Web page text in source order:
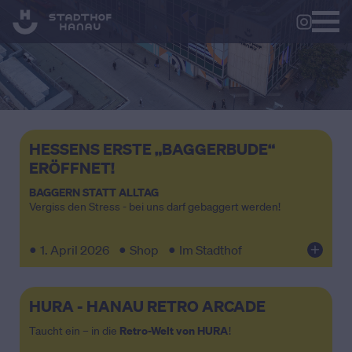
HESSENS ERSTE „BAGGERBUDE“
ERÖFFNET!
BAGGERN STATT ALLTAG
Vergiss den Stress - bei uns darf gebaggert werden!
● 1. April 2026 ● Shop ● Im Stadthof
HURA - HANAU RETRO ARCADE
Taucht ein – in die Retro-Welt von HURA!